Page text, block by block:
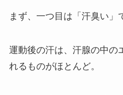
まず、一つ目は「汗臭い」
運動後の汗は、汗腺の中の
れるものがほとんど。